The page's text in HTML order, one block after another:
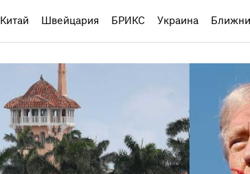
Китай Швейцария БРИКС Украина